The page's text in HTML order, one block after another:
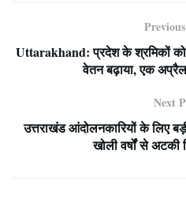
Uttarakhand: प्रदेश के श्रमिकों को
वेतन बढ़ाया, एक
Next
उत्तराखंड आंदोलनकारियों के लिए
खोली वर्षों से अटकी